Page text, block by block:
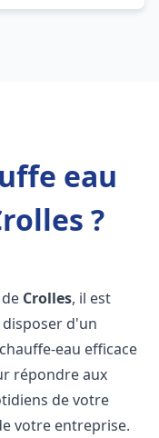
eau
?
Crolles, il est
d'un
eau efficace
répondre aux
de votre
votre entreprise.